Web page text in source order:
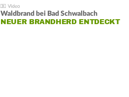
Waldbrand bei Bad Schwalbach
NEUER BRANDHERD ENTDECKT